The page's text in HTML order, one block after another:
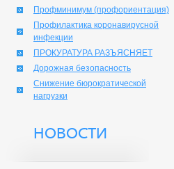
Профминимум (профориентация)
Профилактика коронавирусной
инфекции
ПРОКУРАТУРА РАЗЪЯСНЯЕТ
Дорожная безопасность
Снижение бюрократической
нагрузки
НОВОСТИ